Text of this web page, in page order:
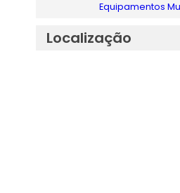
Equipamentos
Localização